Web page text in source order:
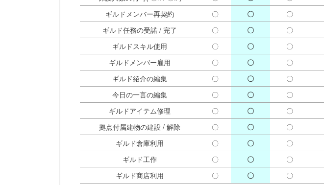
ギルドメンバー再契約
〇 〇
〇
ギルド任務の受諾 / 完了
〇 〇
〇
ギルドスキル使用
〇 〇
〇
ギルドメンバー雇用
〇 〇
〇
ギルド紹介の編集
〇 〇
〇
今日の一言の編集
〇 〇
〇
ギルドアイテム修理
〇 〇
〇
拠点付属建物の建設 / 解除
〇 〇 〇
ギルド倉庫利用
〇 〇 〇
ギルド工作
〇 〇 〇
ギルド商店利用
〇 〇 〇